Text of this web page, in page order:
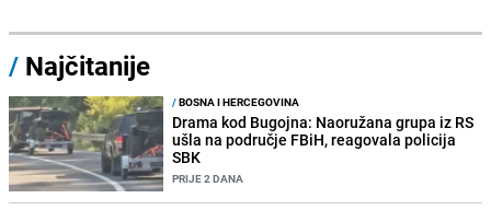
/ Najčitanije
/BOSNA I HERCEGOVINA
Drama kod Bugojna: Naoružana grupa iz RS
ušla na područje FBiH, reagovala policija
SBK
PRIJE 2 DANA